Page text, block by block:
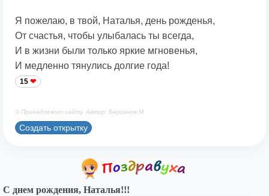
Я пожелаю, в твой, Наталья, день рожденья,
От счастья, чтобы улыбалась ты всегда,
И в жизни были только яркие мгновенья,
И медленно тянулись долгие года!
15
© Принадлежит сайту. Автор: Берсанов М.
Создать открытку
С днем рождения, Наталья!!!